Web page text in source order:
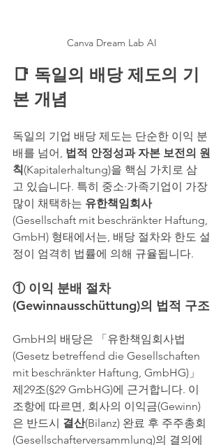
Canva Dream Lab AI
📑 독일의 배당 제도의 기
본 개념
독일의 기업 배당 제도는 단순한 이익 분
배를 넘어, 법적 안정성과 자본 보전의 원
칙(Kapitalerhaltung)을 핵심 가치로 삼
고 있습니다. 특히 중소·가족기업이 가장
많이 채택하는 유한책임회사
(Gesellschaft mit beschränkter Haftung,
GmbH) 형태에서는, 배당 절차와 한도 설
정이 엄격히 법률에 의해 규율됩니다.
① 이익 분배 절차
(Gewinnausschüttung)의 법적 구조
GmbH의 배당은 「유한책임회사법
(Gesetz betreffend die Gesellschaften
mit beschränkter Haftung, GmbHG)」
제29조(§29 GmbHG)에 근거합니다. 이
조항에 따르면, 회사의 이익금(Gewinn)
은 반드시 결산(Bilanz) 완료 후 주주총회
(Gesellschafterversammlung)의 결의에